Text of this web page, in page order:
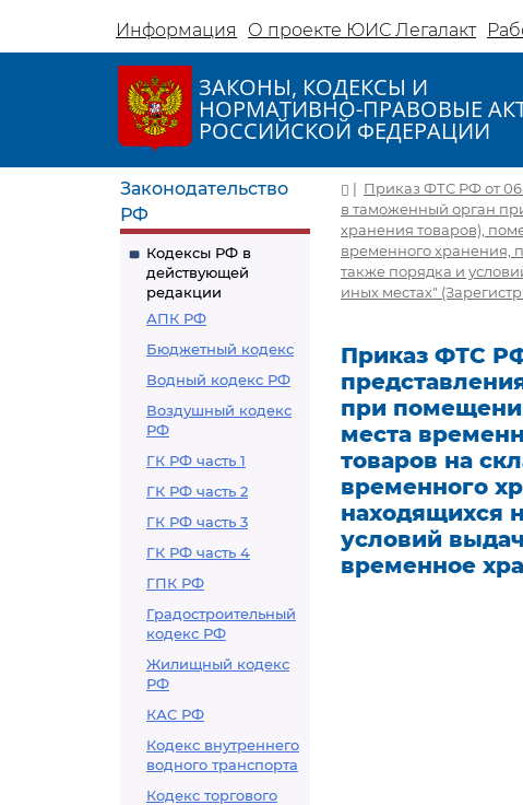
Информация О проекте ЮИС Легалакт
ЗАКОНЫ, КОДЕКСЫ И
НОРМАТИВНО-ПРАВОВЫЕ
РОССИЙСКОЙ ФЕДЕРАЦИИ
Законодательство
РФ
Кодексы РФ в
действующей
редакции
АПК РФ
Бюджетный кодекс
Водный кодекс РФ
Воздушный кодекс
РФ
ГК РФ часть 1
ГК РФ часть 2
ГК РФ часть 3
ГК РФ часть 4
ГПК РФ
Градостроительный
кодекс РФ
Жилищный кодекс
РФ
КАС РФ
Кодекс внутреннего
водного транспорта
Кодекс торгового
| Приказ ФТС РФ от
в таможенный орган
хранения товаров),
временного хранения,
также порядка и
иных местах"
Приказ ФТС
при
места
товаров на
временного
находящихся
условий
временное